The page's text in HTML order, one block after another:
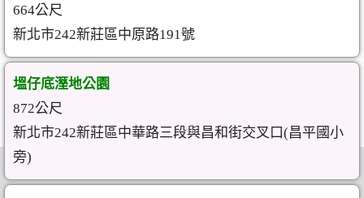
664公尺
新北市242新莊區中原路191號
塭仔底溼地公園
872公尺
新北市242新莊區中華路三段與昌和街交叉口(昌平國小
旁)